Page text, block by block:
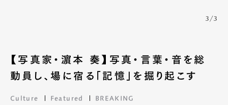
3/3
【写真家・濵本 奏】写真・言葉・音を総
動員し、場に宿る「記憶」を掘り起こす
Culture Featured BREAKING